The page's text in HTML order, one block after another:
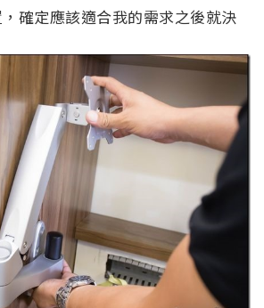
確定應該適合我的需求之後就決